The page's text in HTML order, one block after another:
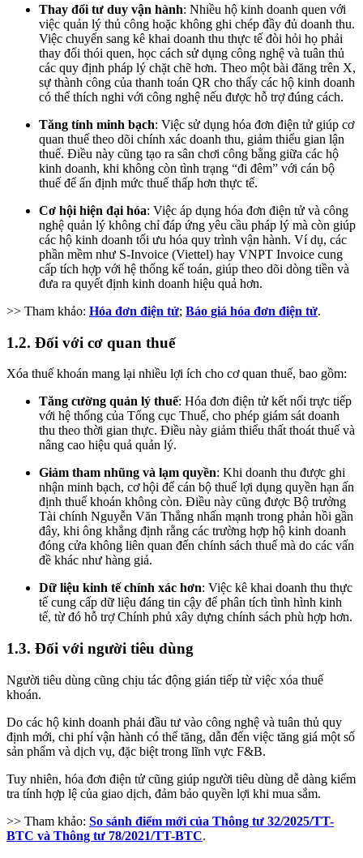
Thay đổi tư duy vận hành: Nhiều hộ kinh doanh quen với
việc quản lý thủ công hoặc không ghi chép đầy đủ doanh thu.
Việc chuyển sang kê khai doanh thu thực tế đòi hỏi họ phải
thay đổi thói quen, học cách sử dụng công nghệ và tuân thủ
các quy định pháp lý chặt chẽ hơn. Theo một bài đăng trên X,
sự thành công của thanh toán QR cho thấy các hộ kinh doanh
có thể thích nghi với công nghệ nếu được hỗ trợ đúng cách.
Tăng tính minh bạch: Việc sử dụng hóa đơn điện tử giúp cơ
quan thuế theo dõi chính xác doanh thu, giảm thiểu gian lận
thuế. Điều này cũng tạo ra sân chơi công bằng giữa các hộ
kinh doanh, khi không còn tình trạng “đi đêm” với cán bộ
thuế để ấn định mức thuế thấp hơn thực tế.
Cơ hội hiện đại hóa: Việc áp dụng hóa đơn điện tử và công
nghệ quản lý không chỉ đáp ứng yêu cầu pháp lý mà còn giúp
các hộ kinh doanh tối ưu hóa quy trình vận hành. Ví dụ, các
phần mềm như S-Invoice (Viettel) hay VNPT Invoice cung
cấp tích hợp với hệ thống kế toán, giúp theo dõi dòng tiền và
đưa ra quyết định kinh doanh hiệu quả hơn.
>> Tham khảo: Hóa đơn điện tử; Báo giá hóa đơn điện tử.
1.2. Đối với cơ quan thuế
Xóa thuế khoán mang lại nhiều lợi ích cho cơ quan thuế, bao gồm:
Tăng cường quản lý thuế: Hóa đơn điện tử kết nối trực tiếp
với hệ thống của Tổng cục Thuế, cho phép giám sát doanh
thu theo thời gian thực. Điều này giảm thiểu thất thoát thuế và
nâng cao hiệu quả quản lý.
Giảm tham nhũng và lạm quyền: Khi doanh thu được ghi
nhận minh bạch, cơ hội để cán bộ thuế lợi dụng quyền hạn ấn
định thuế khoán không còn. Điều này cũng được Bộ trưởng
Tài chính Nguyễn Văn Thắng nhấn mạnh trong phản hồi gần
đây, khi ông khẳng định rằng các trường hợp hộ kinh doanh
đóng cửa không liên quan đến chính sách thuế mà do các vấn
đề khác như hàng giả.
Dữ liệu kinh tế chính xác hơn: Việc kê khai doanh thu thực
tế cung cấp dữ liệu đáng tin cậy để phân tích tình hình kinh
tế, từ đó hỗ trợ Chính phủ xây dựng chính sách phù hợp hơn.
1.3. Đối với người tiêu dùng
Người tiêu dùng cũng chịu tác động gián tiếp từ việc xóa thuế
khoán.
Do các hộ kinh doanh phải đầu tư vào công nghệ và tuân thủ quy
định mới, chi phí vận hành có thể tăng, dẫn đến việc tăng giá một số
sản phẩm và dịch vụ, đặc biệt trong lĩnh vực F&B.
Tuy nhiên, hóa đơn điện tử cũng giúp người tiêu dùng dễ dàng kiểm
tra tính hợp lệ của giao dịch, đảm bảo quyền lợi khi mua sắm.
>> Tham khảo: So sánh điểm mới của Thông tư 32/2025/TT-
BTC và Thông tư 78/2021/TT-BTC.